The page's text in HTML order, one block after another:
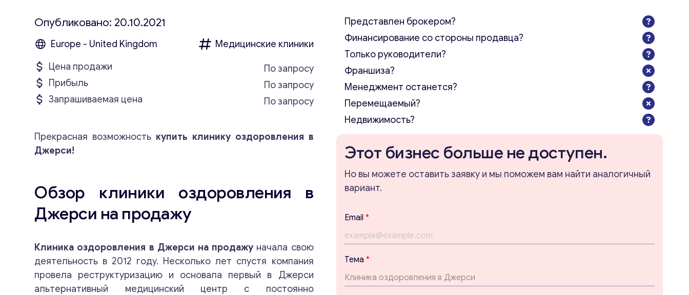
Опубликовано: 20.10.2021
Europe - United Kingdom
Медицинские клиники
Цена продажи
По запросу
Прибыль
По запросу
Запрашиваемая цена
По запросу
Прекрасная возможность купить клинику оздоровления в
Джерси!
Обзор клиники оздоровления в
Джерси на продажу
Клиника оздоровления в Джерси на продажу начала свою
деятельность в 2012 году. Несколько лет спустя компания
провела реструктуризацию и основала первый в Джерси
альтернативный медицинский центр с постоянно
Представлен брокером?
Финансирование со стороны продавца?
Только руководители?
Франшиза?
Менеджмент останется?
Перемещаемый?
Недвижимость?
Этот бизнес больше не доступен.
Но вы можете оставить заявку и мы поможем вам найти аналогичный
вариант.
с
о
о
б
щ
е
н
и
Email *
Тема *